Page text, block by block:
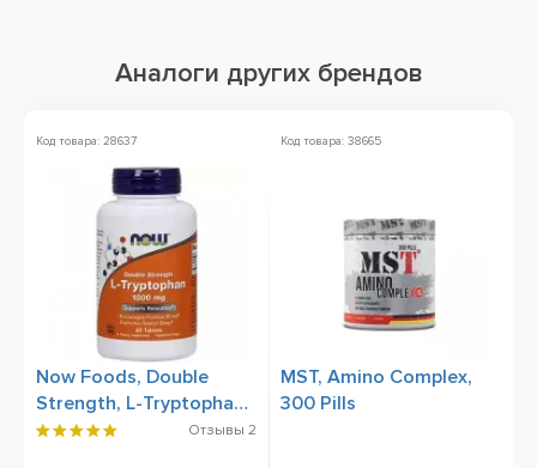
Аналоги других брендов
Код товара: 28637
Now Foods, Double
Strength, L-Tryptophan
1000 mg, 60 TabletsОтзывы 2
Код товара: 38665
MST, Amino Complex,
300 Pills